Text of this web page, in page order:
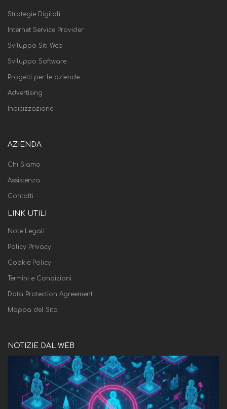
Strategie Digitali
Internet Service Provider
Sviluppo Siti Web
Sviluppo Software
Progetti per le aziende
Advertising
Indicizzazione
AZIENDA
Chi Siamo
Assistenza
Contatti
LINK UTILI
Note Legali
Policy Privacy
Cookie Policy
Termini e Condizioni
Data Protection Agreement
Mappa del Sito
NOTIZIE DAL WEB